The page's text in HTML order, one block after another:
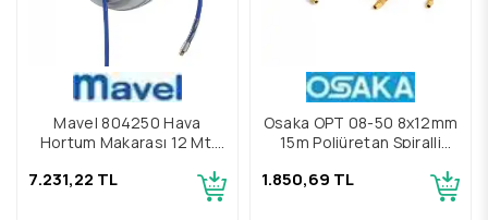
Mavel 804250 Hava
Hortum Makarası 12 Mt.
7.231,22 TL
Osaka OPT 08-50 8x12mm
15m Poliüretan Spiralli
1.850,69 TL